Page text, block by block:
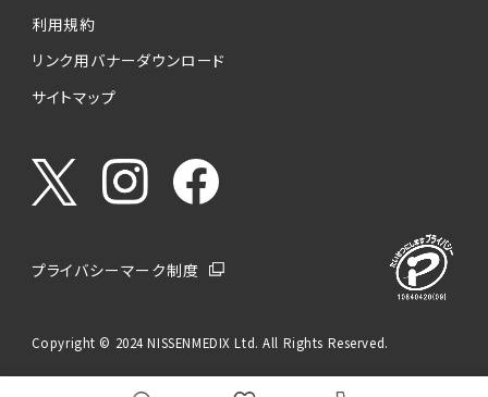
利用規約
リンク用バナーダウンロード
サイトマップ
プライバシーマーク制度
Copyright © 2024 NISSENMEDIX Ltd. All Rights Reserved.